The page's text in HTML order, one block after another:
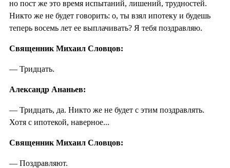
но пост же это время испытаний, лишений, трудностей.
Никто же не будет говорить: о, ты взял ипотеку и будешь
теперь восемь лет ее выплачивать? Я тебя поздравляю.
Священник Михаил Словцов:
— Тридцать.
Александр Ананьев:
— Тридцать, да. Никто же не будет с этим поздравлять.
Хотя с ипотекой, наверное...
Священник Михаил Словцов:
— Поздравляют.